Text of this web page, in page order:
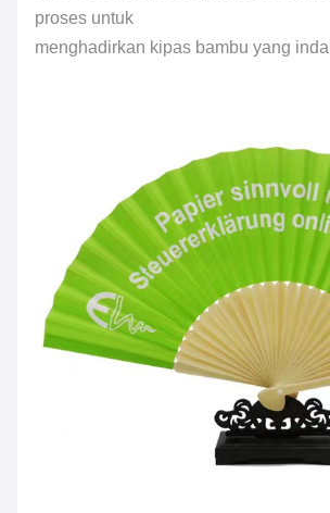
proses untuk
menghadirkan kipas bambu yang